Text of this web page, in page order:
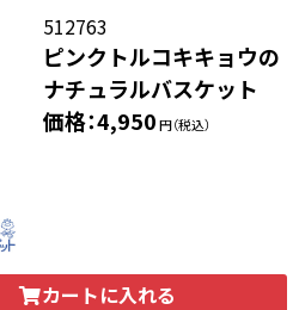
512763
ピンクトルコキキョウの
ナチュラルバスケット
価格：4,950円（税込）
カートに入れる